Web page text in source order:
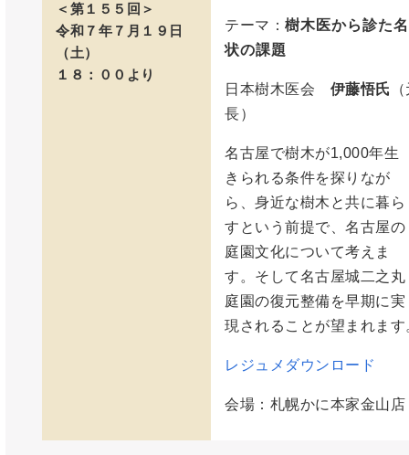
＜第１５５回＞
令和７年７月１９日
（土）
１８：００より
テーマ： 樹木医から診た
状の課題
日本樹木医会 伊藤悟氏
長）
名古屋で樹木が1,000年生
きられる条件を探りなが
ら、身近な樹木と共に暮ら
すという前提で、名古屋の
庭園文化について考えま
す。そして名古屋城二之丸
庭園の復元整備を早期に実
現されることが望まれます
レジュメダウンロード
会場：札幌かに本家金山店